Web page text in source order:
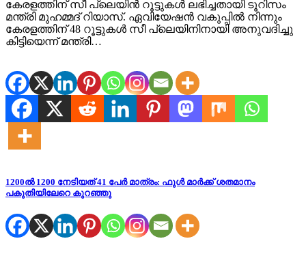
കേരളത്തിന് സീ പ്ലെയിൻ റൂട്ടുകൾ ലഭിച്ചതായി ടൂറിസം
മന്ത്രി മുഹമ്മദ് റിയാസ്. ഏവിയേഷൻ വകുപ്പിൽ നിന്നും
കേരളത്തിന് 48 റൂട്ടുകൾ സീ പ്ലെയിനിനായി അനുവദിച്ചു
കിട്ടിയെന്ന് മന്ത്രി…
1200ൽ 1200 നേടിയത് 41 പേർ മാത്രം: ഫുൾ മാർക്ക് ശതമാനം
പകുതിയിലേറെ കുറഞ്ഞു